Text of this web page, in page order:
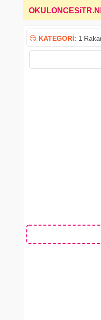
😏 KATEGORİ: 1